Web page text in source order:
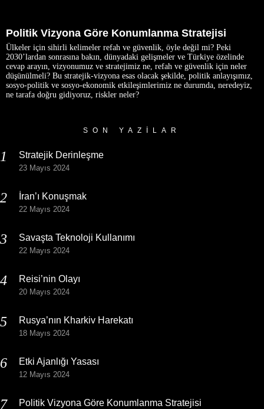
Politik Vizyona Göre Konumlanma Stratejisi
Ülkeler için sihirli kelimeler refah ve güvenlik, öyle değil mi? Peki
2030’lardan sonrasına bakın, dünyadaki gelişmeler ve Türkiye özelinde
cevap arayın, vizyonumuz ve stratejimiz ne, refah ve güvenlik için neler
düşünülmeli? Bu stratejik-vizyona esas olacak şekilde, politik anlayışımız,
sosyo-politik ve sosyo-ekonomik etkileşimlerimiz ne durumda, neredeyiz,
ne tarafa doğru gidiyoruz, riskler neler?
SON YAZILAR
Stratejik Derinleşme
23 Mayıs 2024
İran’ı Konuşmak
22 Mayıs 2024
Savaşta Teknoloji Kullanımı
22 Mayıs 2024
Reisi’nin Olayı
20 Mayıs 2024
Rusya’nın Kharkiv Harekatı
18 Mayıs 2024
Etki Ajanlığı Yasası
12 Mayıs 2024
Politik Vizyona Göre Konumlanma Stratejisi